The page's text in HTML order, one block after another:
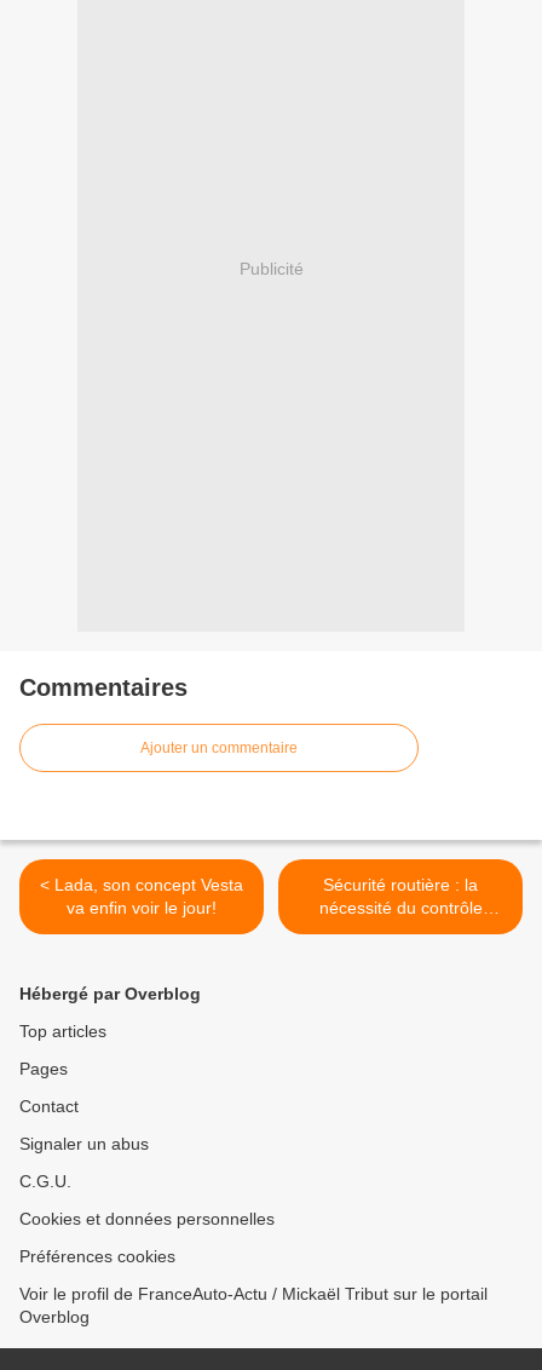
Publicité
Commentaires
Ajouter un commentaire
< Lada, son concept Vesta
va enfin voir le jour!
Sécurité routière : la
nécessité du contrôle
technique >
Hébergé par Overblog
Top articles
Pages
Contact
Signaler un abus
C.G.U.
Cookies et données personnelles
Préférences cookies
Voir le profil de FranceAuto-Actu / Mickaël Tribut sur le portail
Overblog